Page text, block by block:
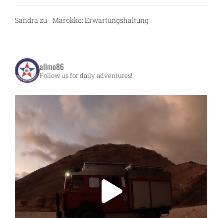
Sandra zu Marokko: Erwartungshaltung
allmo86
Follow us for daily adventures!